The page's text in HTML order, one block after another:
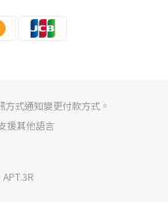
式通知變更付款方式。
援其他語言